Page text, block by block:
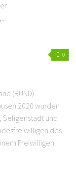
0
(BUND)
2020 wurden
Seligenstadt und
des
Freiwilligen